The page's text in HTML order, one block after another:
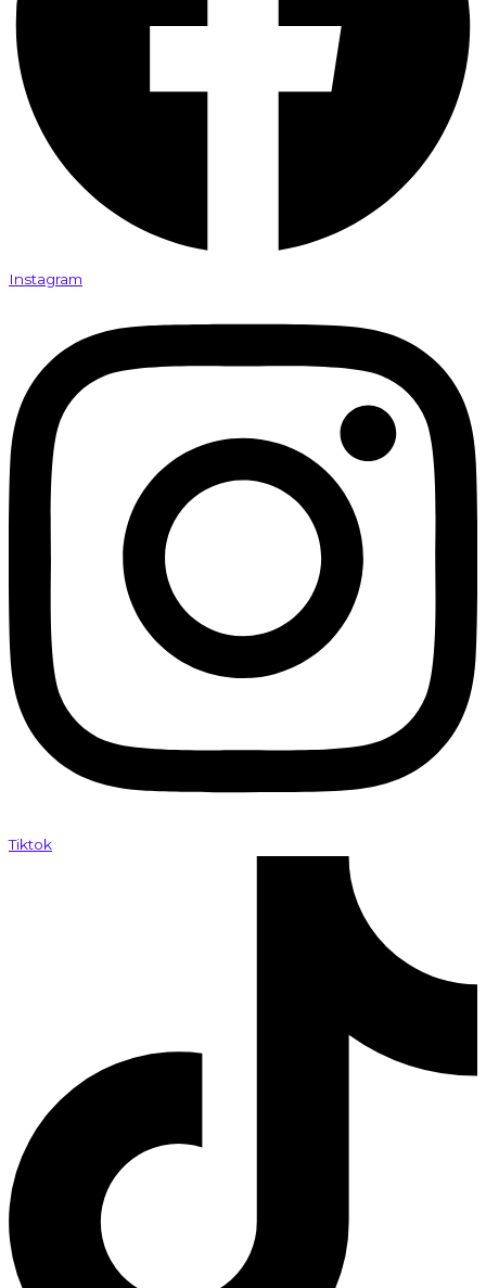
Instagram
Tiktok